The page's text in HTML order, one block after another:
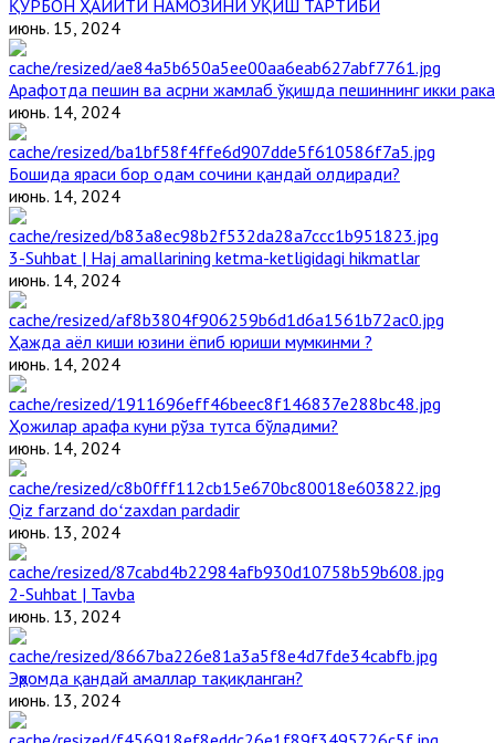
ҚУРБОН ҲАЙИТИ НАМОЗИНИ ЎҚИШ ТАРТИБИ
июнь. 15, 2024
Арафотда пешин ва асрни жамлаб ўқишда пешиннинг икки
июнь. 14, 2024
Бошида яраси бор одам сочини қандай олдиради?
июнь. 14, 2024
3-Suhbat | Haj amallarining ketma-ketligidagi hikmatlar
июнь. 14, 2024
Ҳажда аёл киши юзини ёпиб юриши мумкинми ?
июнь. 14, 2024
Ҳожилар арафа куни рўза тутса бўладими?
июнь. 14, 2024
Qiz farzand doʻzaxdan pardadir
июнь. 13, 2024
2-Suhbat | Tavba
июнь. 13, 2024
Эҳромда қандай амаллар тақиқланган?
июнь. 13, 2024